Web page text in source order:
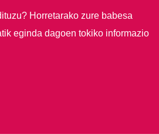
Horretarako zure babesa
eginda dagoen tokiko informazio